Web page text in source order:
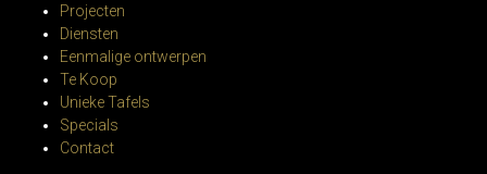
Projecten
Diensten
Eenmalige ontwerpen
Te Koop
Unieke Tafels
Specials
Contact